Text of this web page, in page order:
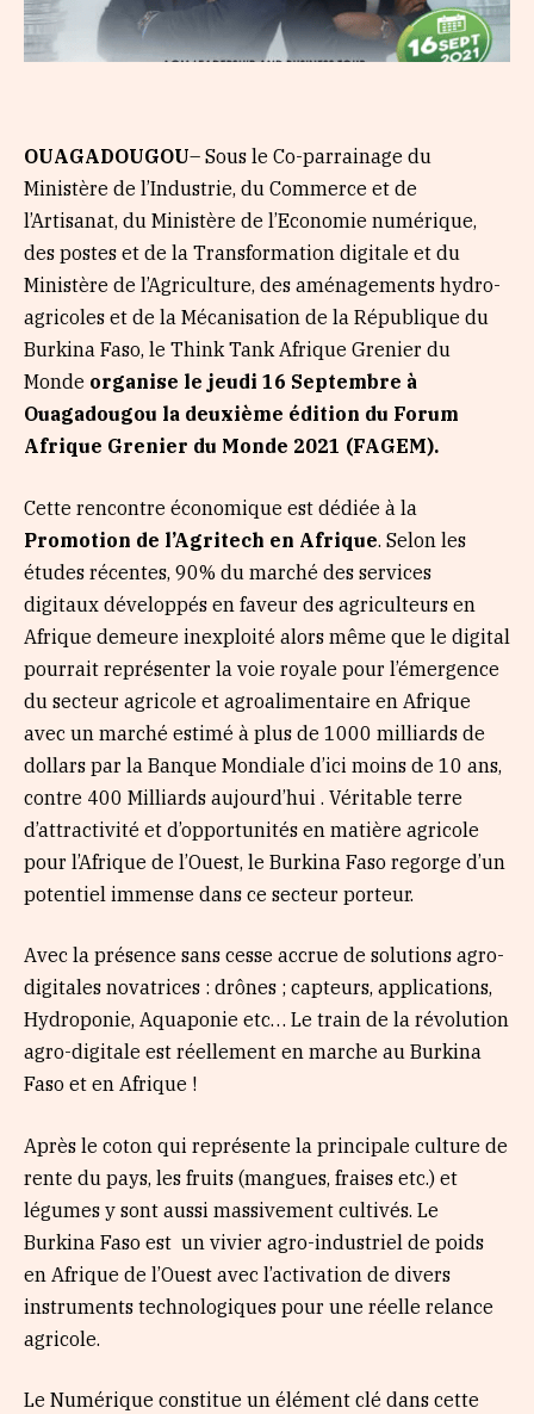
OUAGADOUGOU– Sous le Co-parrainage du
Ministère de l’Industrie, du Commerce et de
l’Artisanat, du Ministère de l’Economie numérique,
des postes et de la Transformation digitale et du
Ministère de l’Agriculture, des aménagements hydro-
agricoles et de la Mécanisation de la République du
Burkina Faso, le Think Tank Afrique Grenier du
Monde organise le jeudi 16 Septembre à
Ouagadougou la deuxième édition du Forum
Afrique Grenier du Monde 2021 (FAGEM).
Cette rencontre économique est dédiée à la
Promotion de l’Agritech en Afrique. Selon les
études récentes, 90% du marché des services
digitaux développés en faveur des agriculteurs en
Afrique demeure inexploité alors même que le digital
pourrait représenter la voie royale pour l’émergence
du secteur agricole et agroalimentaire en Afrique
avec un marché estimé à plus de 1000 milliards de
dollars par la Banque Mondiale d’ici moins de 10 ans,
contre 400 Milliards aujourd’hui . Véritable terre
d’attractivité et d’opportunités en matière agricole
pour l’Afrique de l’Ouest, le Burkina Faso regorge d’un
potentiel immense dans ce secteur porteur.
Avec la présence sans cesse accrue de solutions agro-
digitales novatrices : drônes ; capteurs, applications,
Hydroponie, Aquaponie etc… Le train de la révolution
agro-digitale est réellement en marche au Burkina
Faso et en Afrique !
Après le coton qui représente la principale culture de
rente du pays, les fruits (mangues, fraises etc.) et
légumes y sont aussi massivement cultivés. Le
Burkina Faso est un vivier agro-industriel de poids
en Afrique de l’Ouest avec l’activation de divers
instruments technologiques pour une réelle relance
agricole.
Le Numérique constitue un élément clé dans cette